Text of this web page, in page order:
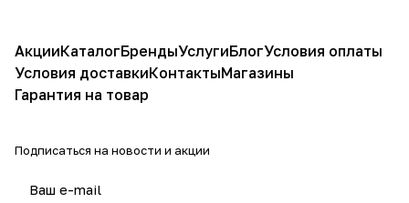
АкцииКаталогБрендыУслугиБлогУсловия оплаты
Условия доставкиКонтактыМагазины
Гарантия на товар
Подписаться на новости и акции